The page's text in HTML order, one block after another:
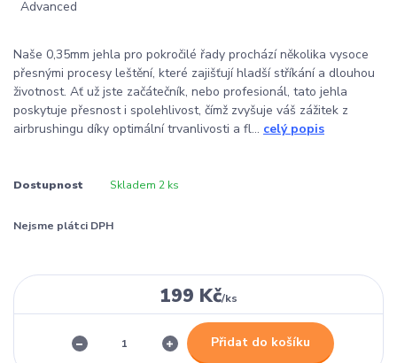
Naše 0,35mm jehla pro pokročilé řady prochází několika vysoce
přesnými procesy leštění, které zajišťují hladší stříkání a dlouhou
životnost. Ať už jste začátečník, nebo profesionál, tato jehla
poskytuje přesnost i spolehlivost, čímž zvyšuje váš zážitek z
airbrushingu díky optimální trvanlivosti a fl... celý popis
Dostupnost Skladem 2 ks
Nejsme plátci DPH
199 Kč/ks
Přidat do košíku